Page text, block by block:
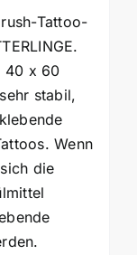
Tattoo-
40 x 60
stabil,
Wenn
die